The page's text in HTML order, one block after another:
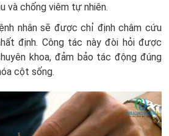
và chống viêm tự nhiên.
nhân sẽ được chỉ định châm cứu
định. Công tác này đòi hỏi được
khoa, đảm bảo tác động đúng
cột sống.